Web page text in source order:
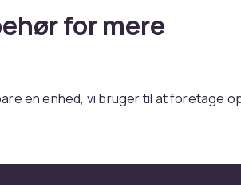
for mere
en enhed, vi bruger til at foretage